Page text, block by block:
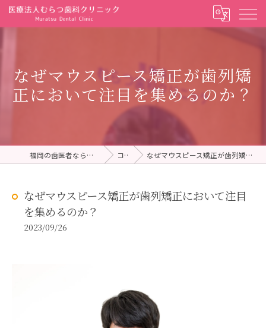
なぜマウスピース矯正が歯列矯
正において注目を集めるのか？
福岡の歯医者ならむらつ歯科クリニック コラム なぜマウスピース矯正が歯列矯正において注目を集めるのか？
なぜマウスピース矯正が歯列矯正において注目
を集めるのか？
2023/09/26